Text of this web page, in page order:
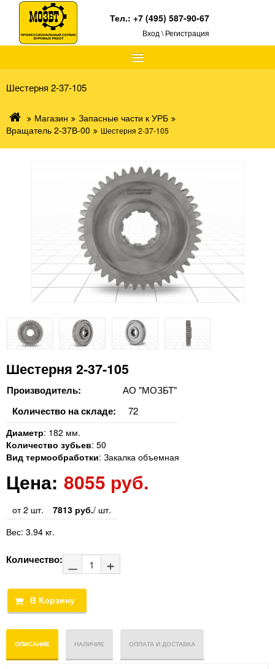
≡
Тел.:+7 (495) 587-90-67
Вход \ Регистрация
Шестерня 2-37-105
Магазин
Запасные части к УРБ
Вращатель 2-37В-00
Шестерня 2-37-105
Шестерня 2-37-105
Производитель: АО "МОЗБТ"
Количество на складе: 72
Диаметр: 182 мм.
Количество зубьев: 50
Вид термообработки: Закалка объемная
Цена: 8055 руб.
от 2 шт. 7813 руб./ шт.
Вес: 3.94 кг.
Количество:
ОПИСАНИЕ НАЛИЧИЕ ОПЛАТА И ДОСТАВКА